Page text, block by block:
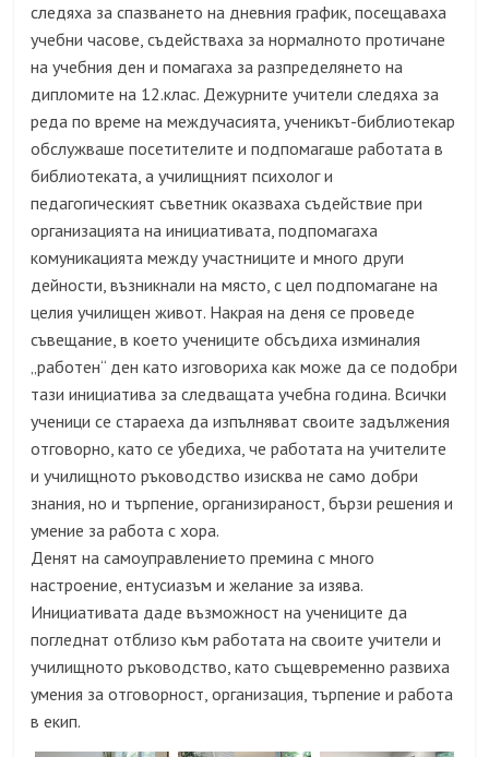
следяха за спазването на дневния график, посещаваха
учебни часове, съдействаха за нормалното протичане
на учебния ден и помагаха за разпределянето на
дипломите на 12.клас. Дежурните учители следяха за
реда по време на междучасията, ученикът-библиотекар
обслужваше посетителите и подпомагаше работата в
библиотеката, а училищният психолог и
педагогическият съветник оказваха съдействие при
организацията на инициативата, подпомагаха
комуникацията между участниците и много други
дейности, възникнали на място, с цел подпомагане на
целия училищен живот. Накрая на деня се проведе
съвещание, в което учениците обсъдиха изминалия
„работен“ ден като изговориха как може да се подобри
тази инициатива за следващата учебна година. Всички
ученици се стараеха да изпълняват своите задължения
отговорно, като се убедиха, че работата на учителите
и училищното ръководство изисква не само добри
знания, но и търпение, организираност, бързи решения и
умение за работа с хора.
Денят на самоуправлението премина с много
настроение, ентусиазъм и желание за изява.
Инициативата даде възможност на учениците да
погледнат отблизо към работата на своите учители и
училищното ръководство, като същевременно развиха
умения за отговорност, организация, търпение и работа
в екип.